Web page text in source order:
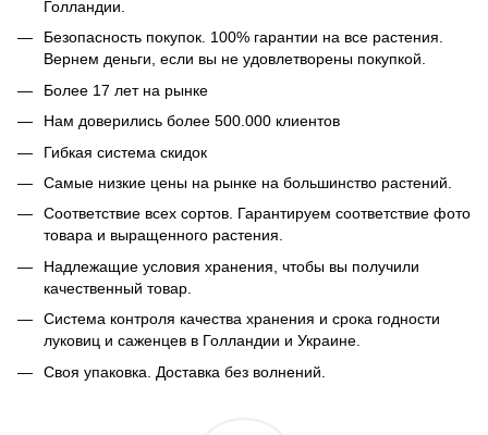
Голландии.
Безопасность покупок. 100% гарантии на все растения.
Вернем деньги, если вы не удовлетворены покупкой.
Более 17 лет на рынке
Нам доверились более 500.000 клиентов
Гибкая система скидок
Самые низкие цены на рынке на большинство растений.
Соответствие всех сортов. Гарантируем соответствие фото
товара и выращенного растения.
Надлежащие условия хранения, чтобы вы получили
качественный товар.
Система контроля качества хранения и срока годности
луковиц и саженцев в Голландии и Украине.
Своя упаковка. Доставка без волнений.